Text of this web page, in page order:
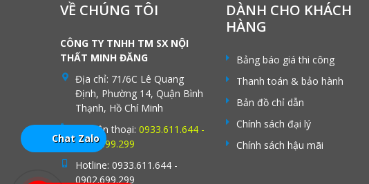
VỀ CHÚNG TÔI
CÔNG TY TNHH TM SX NỘI
THẤT MINH ĐĂNG
Địa chỉ: 71/6C Lê Quang
Định, Phường 14, Quận Bình
Thạnh, Hồ Chí Minh
Số điện thoại: 0933.611.644 -
0902.699.299
Hotline: 0933.611.644 -
0902.699.299
DÀNH CHO KHÁCH
HÀNG
Bảng báo giá thi công
Thanh toán & bảo hành
Bản đồ chỉ dẫn
Chính sách đại lý
Chính sách hậu mãi
Chat Zalo